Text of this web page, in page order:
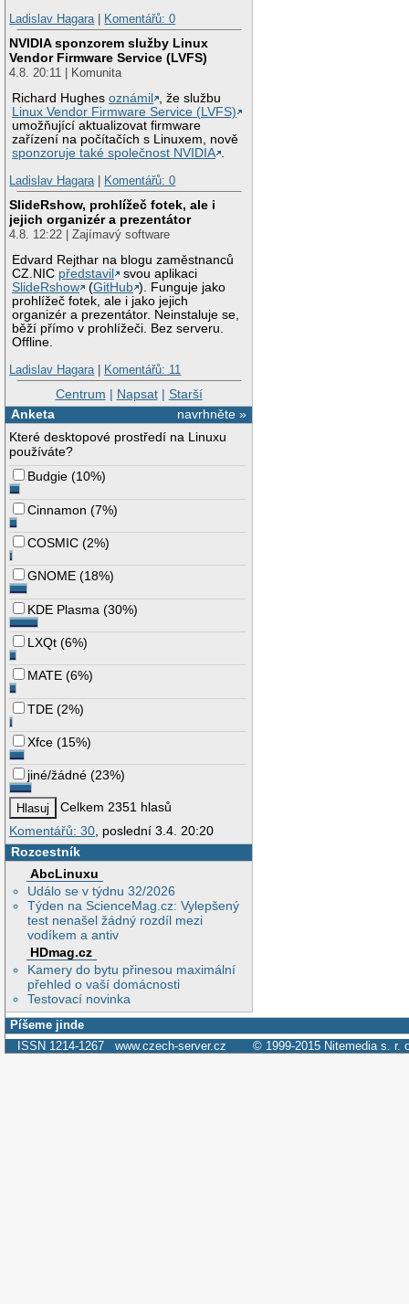
Ladislav Hagara| Komentářů: 0
NVIDIA sponzorem služby Linux
Vendor Firmware Service (LVFS)
4.8. 20:11 | Komunita
Richard Hughesoznámil
, že službu
Linux Vendor Firmware Service (LVFS)
umožňující aktualizovat firmware
zařízení na počítačích s Linuxem, nově
sponzoruje také společnost NVIDIA .
Ladislav Hagara| Komentářů: 0
SlideRshow, prohlížeč fotek, ale i
jejich organizér a prezentátor
4.8. 12:22 | Zajímavý software
Edvard Rejthar na blogu zaměstnanců
CZ.NIC představil
svou aplikaci
SlideRshow
(GitHub ). Funguje jako
prohlížeč fotek, ale i jako jejich
organizér a prezentátor. Neinstaluje se,
běží přímo v prohlížeči. Bez serveru.
Offline.
Ladislav Hagara| Komentářů: 11
Centrum | Napsat| Starší
navrhněte »
Anketa
Které desktopové prostředí na Linuxu
používáte?
Budgie (10%)
Cinnamon (7%)
COSMIC (2%)
GNOME (18%)
KDE Plasma (30%)
LXQt (6%)
MATE (6%)
TDE (2%)
Xfce (15%)
jiné/žádné (23%)
Celkem 2351 hlasů
Komentářů: 30 , poslední 3.4. 20:20
Rozcestník
AbcLinuxu
Událo se v týdnu 32/2026
Týden na ScienceMag.cz: Vylepšený
test nenašel žádný rozdíl mezi
vodíkem a antiv
HDmag.cz
Kamery do bytu přinesou maximální
přehled o vaší domácnosti
Testovací novinka
Píšeme jinde
ISSN 1214-1267 www.czech-server.cz © 1999-2015 Nitemedia s. r.